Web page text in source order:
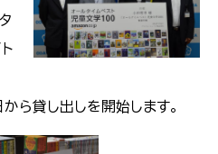
ら貸し出しを開始します。